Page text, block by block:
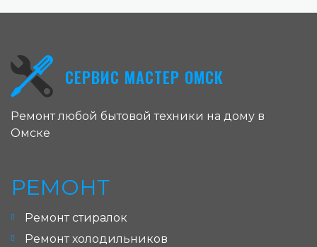
СЕРВИС МАСТЕР ОМСК
Ремонт любой бытовой техники на дому в
Омске
РЕМОНТ
Ремонт стиралок
Ремонт холодильников